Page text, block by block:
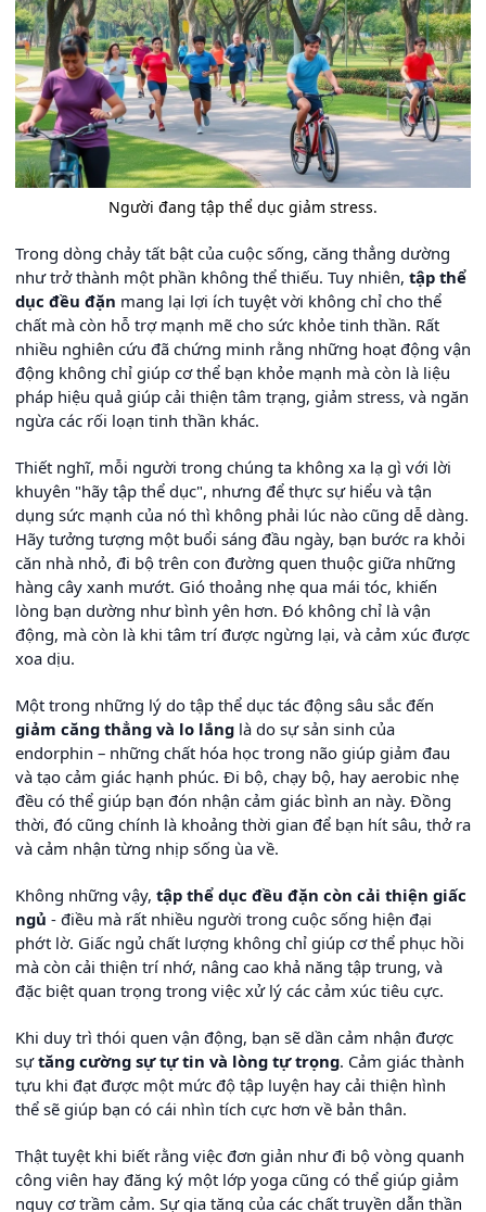
Người đang tập thể dục giảm stress.
Trong dòng chảy tất bật của cuộc sống, căng thẳng dường
như trở thành một phần không thể thiếu. Tuy nhiên, tập thể
dục đều đặn mang lại lợi ích tuyệt vời không chỉ cho thể
chất mà còn hỗ trợ mạnh mẽ cho sức khỏe tinh thần. Rất
nhiều nghiên cứu đã chứng minh rằng những hoạt động vận
động không chỉ giúp cơ thể bạn khỏe mạnh mà còn là liệu
pháp hiệu quả giúp cải thiện tâm trạng, giảm stress, và ngăn
ngừa các rối loạn tinh thần khác.
Thiết nghĩ, mỗi người trong chúng ta không xa lạ gì với lời
khuyên "hãy tập thể dục", nhưng để thực sự hiểu và tận
dụng sức mạnh của nó thì không phải lúc nào cũng dễ dàng.
Hãy tưởng tượng một buổi sáng đầu ngày, bạn bước ra khỏi
căn nhà nhỏ, đi bộ trên con đường quen thuộc giữa những
hàng cây xanh mướt. Gió thoảng nhẹ qua mái tóc, khiến
lòng bạn dường như bình yên hơn. Đó không chỉ là vận
động, mà còn là khi tâm trí được ngừng lại, và cảm xúc được
xoa dịu.
Một trong những lý do tập thể dục tác động sâu sắc đến
giảm căng thẳng và lo lắng là do sự sản sinh của
endorphin – những chất hóa học trong não giúp giảm đau
và tạo cảm giác hạnh phúc. Đi bộ, chạy bộ, hay aerobic nhẹ
đều có thể giúp bạn đón nhận cảm giác bình an này. Đồng
thời, đó cũng chính là khoảng thời gian để bạn hít sâu, thở ra
và cảm nhận từng nhịp sống ùa về.
Không những vậy, tập thể dục đều đặn còn cải thiện giấc
ngủ - điều mà rất nhiều người trong cuộc sống hiện đại
phớt lờ. Giấc ngủ chất lượng không chỉ giúp cơ thể phục hồi
mà còn cải thiện trí nhớ, nâng cao khả năng tập trung, và
đặc biệt quan trọng trong việc xử lý các cảm xúc tiêu cực.
Khi duy trì thói quen vận động, bạn sẽ dần cảm nhận được
sựtăng cường sự tự tin và lòng tự trọng. Cảm giác thành
tựu khi đạt được một mức độ tập luyện hay cải thiện hình
thể sẽ giúp bạn có cái nhìn tích cực hơn về bản thân.
Thật tuyệt khi biết rằng việc đơn giản như đi bộ vòng quanh
công viên hay đăng ký một lớp yoga cũng có thể giúp giảm
nguy cơ trầm cảm. Sự gia tăng của các chất truyền dẫn thần